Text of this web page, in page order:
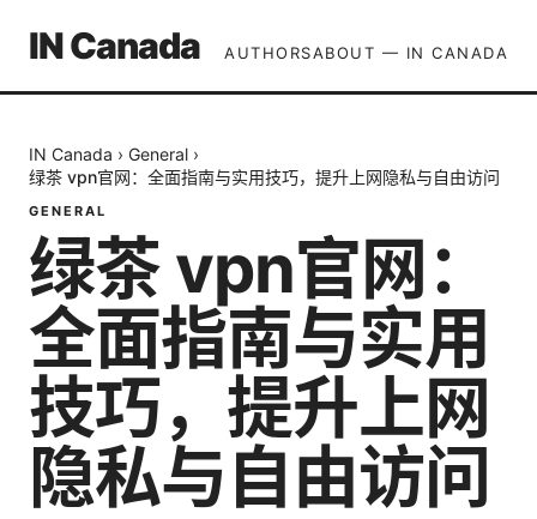
IN Canada AUTHORSABOUT — IN CANADA
IN Canada › General ›
绿茶 vpn官网：全面指南与实用技巧，提升上网隐私与自由访问
GENERAL
绿茶 vpn官网：
全面指南与实用
技巧，提升上网
隐私与自由访问